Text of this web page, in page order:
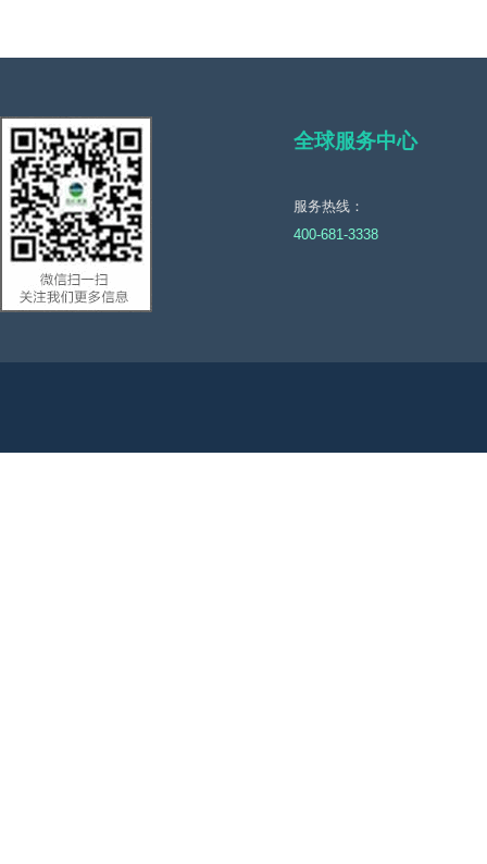
全球服务中心
服务热线：
400-681-3338